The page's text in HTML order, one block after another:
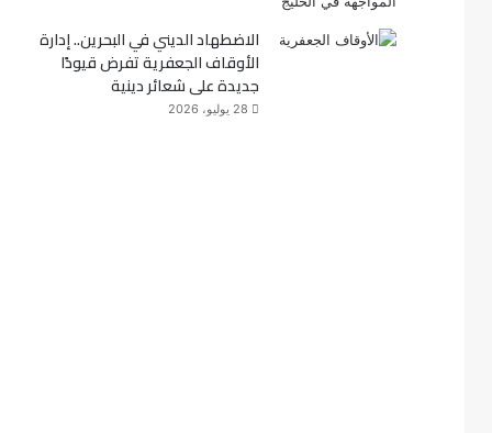
الاضطهاد الديني في البحرين.. إدارة
الأوقاف الجعفرية تفرض قيودًا
جديدة على شعائر دينية
28 يوليو، 2026